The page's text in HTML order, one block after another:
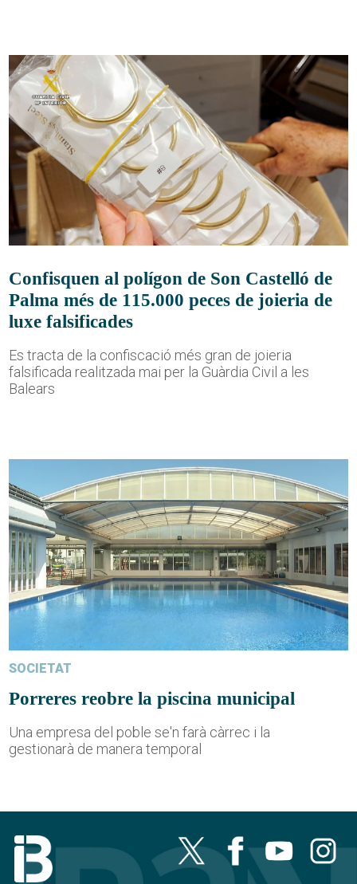
Confisquen al polígon de Son Castelló de
Palma més de 115.000 peces de joieria de
luxe falsificades
Es tracta de la confiscació més gran de joieria
falsificada realitzada mai per la Guàrdia Civil a les
Balears
SOCIETAT
Porreres reobre la piscina municipal
Una empresa del poble se'n farà càrrec i la
gestionarà de manera temporal